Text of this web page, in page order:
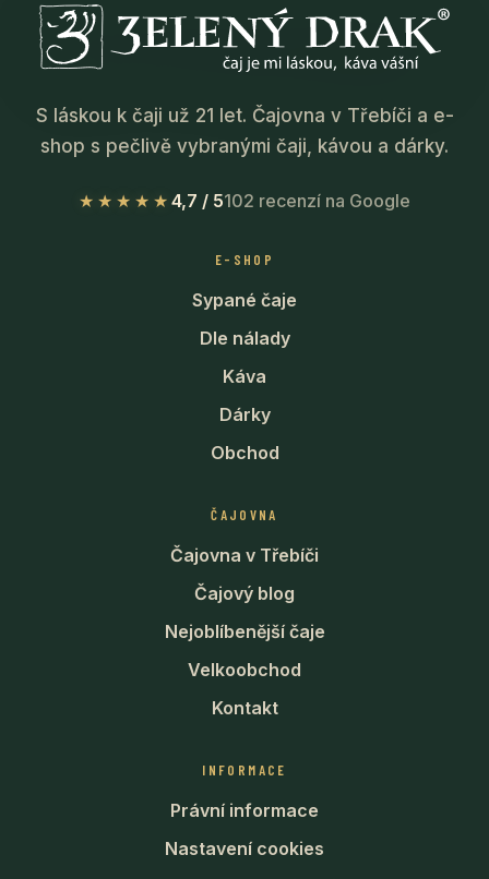
S láskou k čaji už 21 let. Čajovna v Třebíči a e-
shop s pečlivě vybranými čaji, kávou a dárky.
★★★★★ 4,7 / 5102 recenzí na Google
E-SHOP
Sypané čaje
Dle nálady
Káva
Dárky
Obchod
ČAJOVNA
Čajovna v Třebíči
Čajový blog
Nejoblíbenější čaje
Velkoobchod
Kontakt
INFORMACE
Právní informace
Nastavení cookies